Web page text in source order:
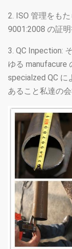
2. ISO 管理をも
9001:2008 の証明
3. QC Inpection:
ゆる manufacure
specialzed QC
あること私達の会